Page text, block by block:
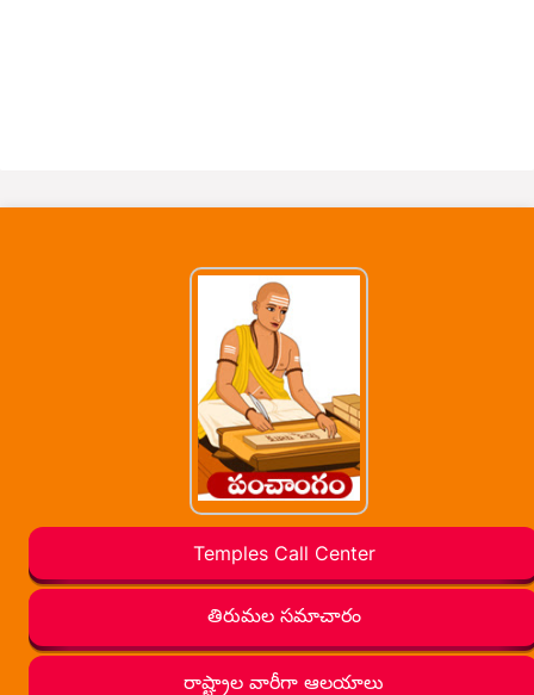
Temples Call Center
తిరుమల సమాచారం
రాష్ట్రాల వారీగా ఆలయాలు